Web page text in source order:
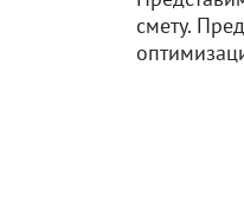
смету.